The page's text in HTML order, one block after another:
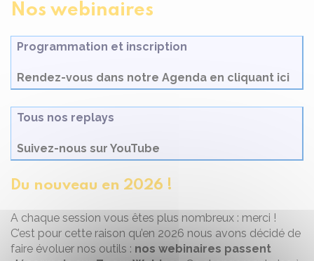
Nos webinaires
Programmation et inscription
Rendez-vous dans notre Agenda en cliquant ici
Tous nos replays
Suivez-nous sur YouTube
Du nouveau en 2026 !
A chaque session vous êtes plus nombreux : merci !
C’est pour cette raison qu’en 2026 nous avons décidé de
faire évoluer nos outils : nos webinaires passent